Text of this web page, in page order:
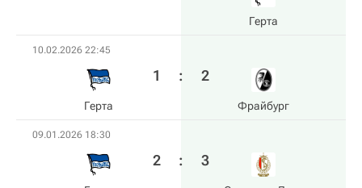
Герта
10.02.2026 22:45
Герта
1 : 2
Фрайбург
09.01.2026 18:30
2 : 3